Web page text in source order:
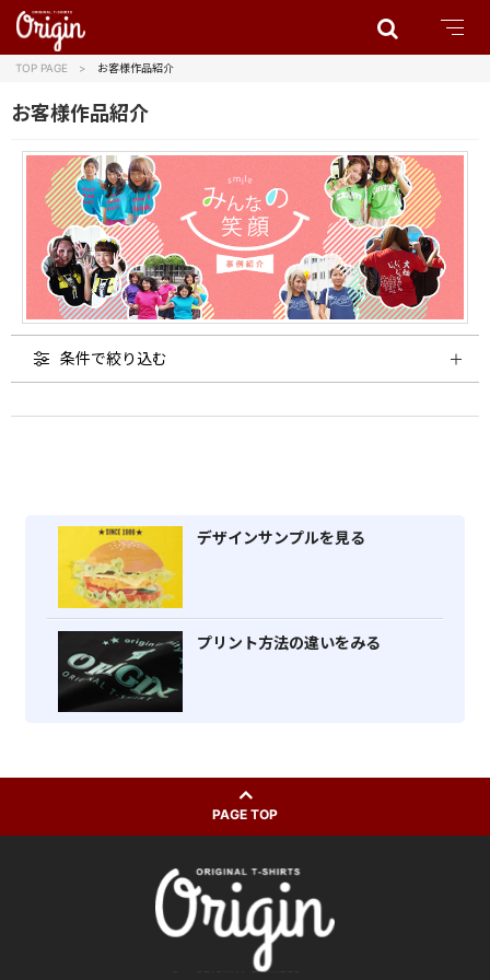
TOP PAGE お客様作品紹介
お客様作品紹介
条件で絞り込む
デザインサンプルを見る
プリント方法の違いをみる
PAGE TOP